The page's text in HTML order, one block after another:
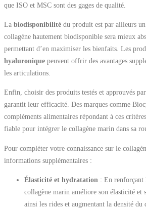
que ISO et MSC sont des gages de qualité.
La biodisponibilité du produit est par ailleurs
collagène hautement biodisponible sera mieux
permettant d’en maximiser les bienfaits. Les
hyaluronique peuvent offrir des avantages
les articulations.
Enfin, choisir des produits testés et approuvés
garantit leur efficacité. Des marques comme
compléments alimentaires répondant à ces
fiable pour intégrer le collagène marin dans sa
Pour compléter votre connaissance sur le
informations supplémentaires :
Élasticité et hydratation : En renforçant
collagène marin améliore son élasticité et
ainsi les rides et augmentant la densité du